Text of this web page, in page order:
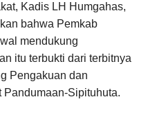
Kadis LH Humgahas,
bahwa Pemkab
mendukung
itu terbukti dari terbitnya
Pengakuan dan
Pandumaan-Sipituhuta.